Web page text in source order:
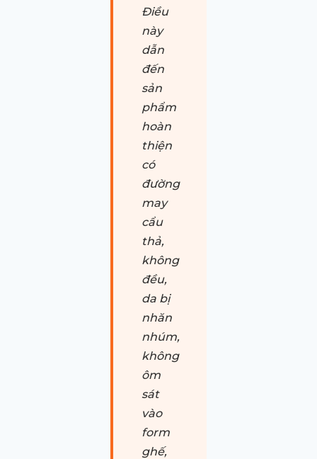
Điều
này
dẫn
đến
sản
phẩm
hoàn
thiện
có
đường
may
cẩu
thả,
không
đều,
da bị
nhăn
nhúm,
không
ôm
sát
vào
form
ghế,